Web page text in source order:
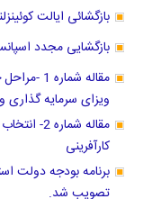
بازگشائی ایالت
بازگشایی مجدد
مقاله
ویزای سرمایه گذاری و
مقاله
کارآفرینی
تصویب شد.